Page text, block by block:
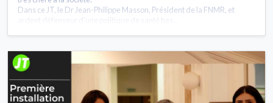
Dans ce JT, le Dr Jean-Philippe Masson, Président de la FNMR, et
ardent défenseur d’une politique de santé bas...